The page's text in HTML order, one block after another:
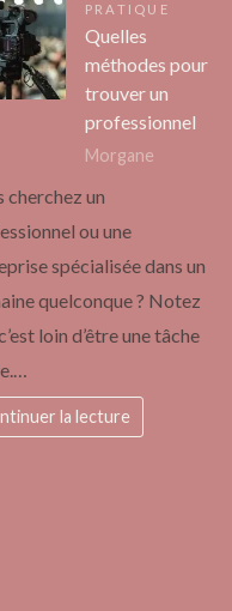
PRATIQUE
Quelles
méthodes pour
trouver un
professionnel
Morgane
cherchez un
ou une
spécialisée dans un
quelconque ? Notez
loin d’être une tâche
la lecture